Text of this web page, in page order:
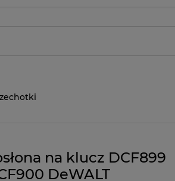
na klucz DCF899
DeWALT